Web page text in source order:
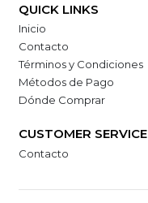
QUICK LINKS
Inicio
Contacto
Términos y Condiciones
Métodos de Pago
Dónde Comprar
CUSTOMER SERVICE
Contacto